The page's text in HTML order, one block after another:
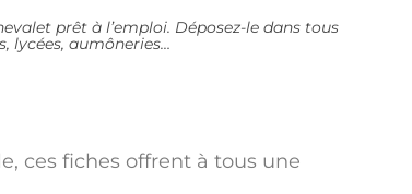
prêt à l’emploi. Déposez-le dans tous
lycées, aumôneries…
ces fiches offrent à tous une